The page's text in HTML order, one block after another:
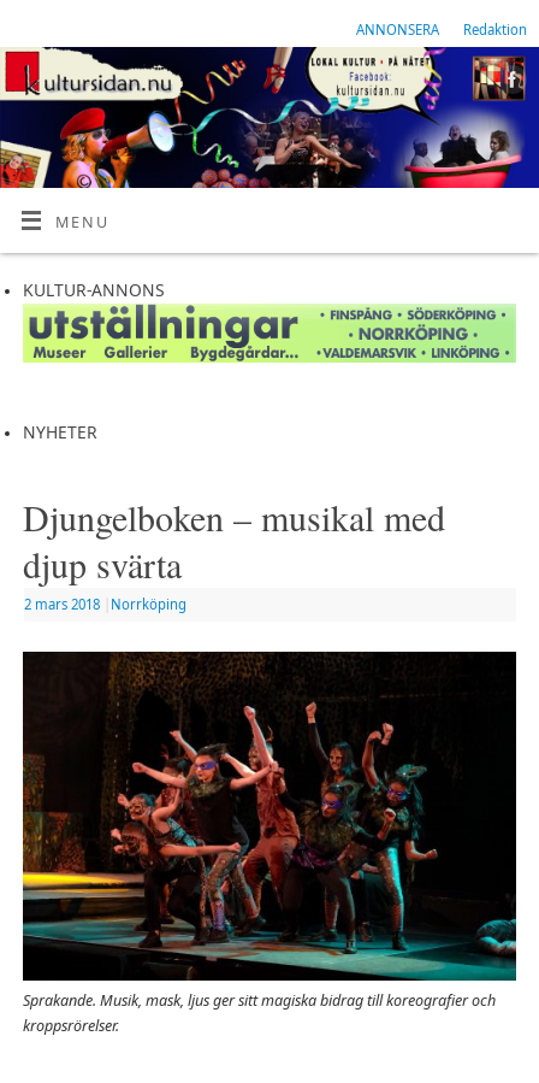
ANNONSERA Redaktion
MENU
KULTUR-ANNONS
NYHETER
Djungelboken – musikal med
djup svärta
2 mars 2018 Norrköping
Sprakande. Musik, mask, ljus ger sitt magiska bidrag till koreografier och
kroppsrörelser.